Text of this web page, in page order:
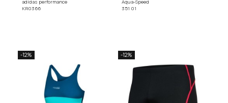
adidas performance
KR0366
Aqua-Speed
351 01
-12% -12%